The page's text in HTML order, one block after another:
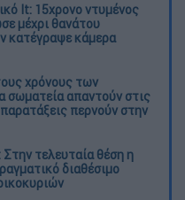
It: 15χρονο ντυμένος
μέχρι θανάτου
κατέγραψε κάμερα
χρόνους των
σωματεία απαντούν στις
περνούν στην
τελευταία θέση η
διαθέσιμο